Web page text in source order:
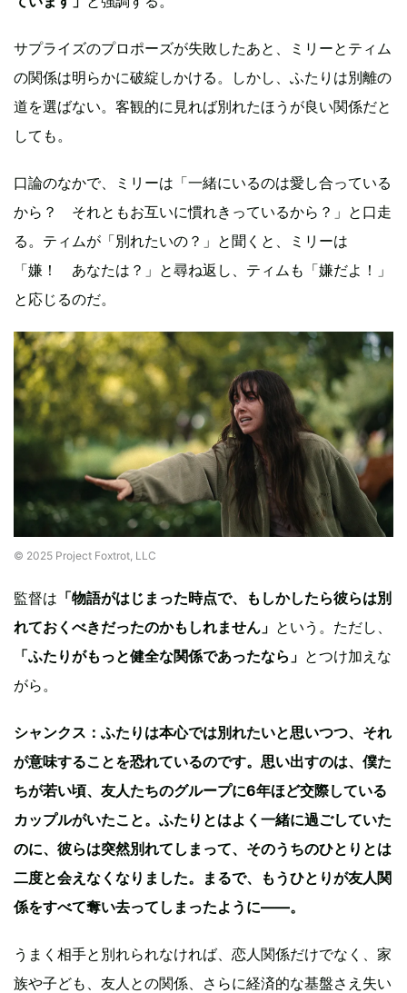
サプライズのプロポーズが失敗したあと、ミリーとティム
の関係は明らかに破綻しかける。しかし、ふたりは別離の
道を選ばない。客観的に見れば別れたほうが良い関係だと
しても。
口論のなかで、ミリーは「一緒にいるのは愛し合っている
から？ それともお互いに慣れきっているから？」と口走
る。ティムが「別れたいの？」と聞くと、ミリーは
「嫌！ あなたは？」と尋ね返し、ティムも「嫌だよ！」
と応じるのだ。
© 2025 Project Foxtrot, LLC
監督は 「物語がはじまった時点で、もしかしたら彼らは別
れておくべきだったのかもしれません」 という。ただし、
「ふたりがもっと健全な関係であったなら」 とつけ加えな
がら。
シャンクス：ふたりは本心では別れたいと思いつつ、それ
が意味することを恐れているのです。思い出すのは、僕た
ちが若い頃、友人たちのグループに6年ほど交際している
カップルがいたこと。ふたりとはよく一緒に過ごしていた
のに、彼らは突然別れてしまって、そのうちのひとりとは
二度と会えなくなりました。まるで、もうひとりが友人関
係をすべて奪い去ってしまったように——。
うまく相手と別れられなければ、恋人関係だけでなく、家
族や子ども、友人との関係、さらに経済的な基盤さえ失い